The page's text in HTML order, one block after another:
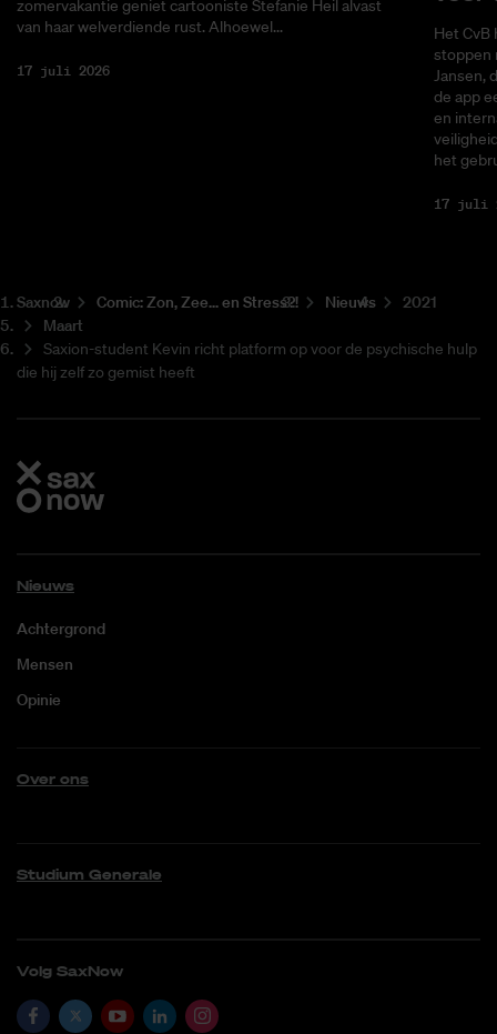
zomervakantie geniet cartooniste Stefanie Heil alvast
van haar welverdiende rust. Alhoewel...
17 juli 2026
Het CvB
stoppen
Jansen,
de app
en
het
17 juli
Saxnow Co­mic: Zon, Zee... en Stress?! Nieuws
2021
Maart
Saxion-student Kevin richt platform op voor de psychische hulp
die hij zelf zo gemist heeft
Nieuws
Achtergrond
Mensen
Opinie
Over ons
Studium Generale
Volg SaxNow